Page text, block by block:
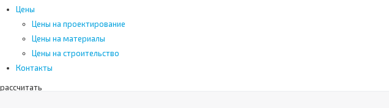
Цены
Цены на проектирование
Цены на материалы
Цены на строительство
Контакты
рассчитать